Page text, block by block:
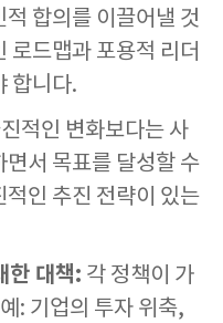
합의를 이끌어낼 것
로드맵과 포용적 리더
합니다.
적인 변화보다는 사
서 목표를 달성할 수
인 추진 전략이 있는
한 대책: 각 정책이 가
: 기업의 투자 위축,